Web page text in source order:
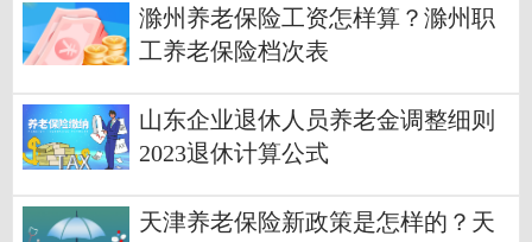
滁州养老保险工资怎样算？滁州职
工养老保险档次表
山东企业退休人员养老金调整细则
2023退休计算公式
天津养老保险新政策是怎样的？天